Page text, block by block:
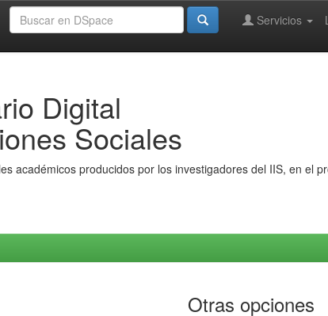
Servicios
Digital
Sociales
académicos producidos por los investigadores del IIS, en el
Otras opciones